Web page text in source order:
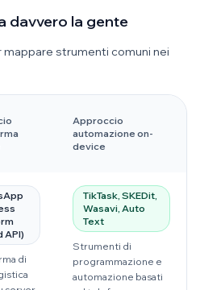
davvero la gente
strumenti comuni nei
Approccio
automazione on-
device
API)
di
TikTask, SKEDit,
Wasavi, Auto
Text
Strumenti di
programmazione e
automazione basati